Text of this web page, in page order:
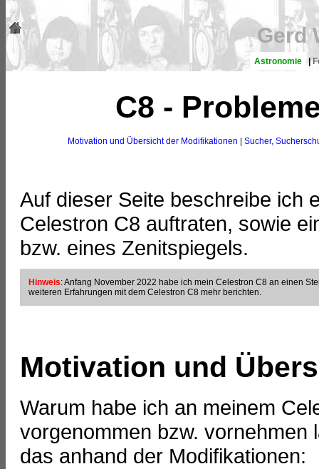
Gerd
Astronomie |
C8 -
Motivation und Übersicht der Modifikationen Sucher,
Auf dieser Seite beschreibe ich
Celestron C8 auftraten, sowie
bzw. eines Zenitspiegels.
Hinweis: Anfang November 2022 habe ich mein Celestron C8 an einen
weiteren Erfahrungen mit dem Celestron C8 mehr berichten.
Motivation und
Warum habe ich an meinem
vorgenommen bzw. vornehmen
das anhand der Modifikationen: